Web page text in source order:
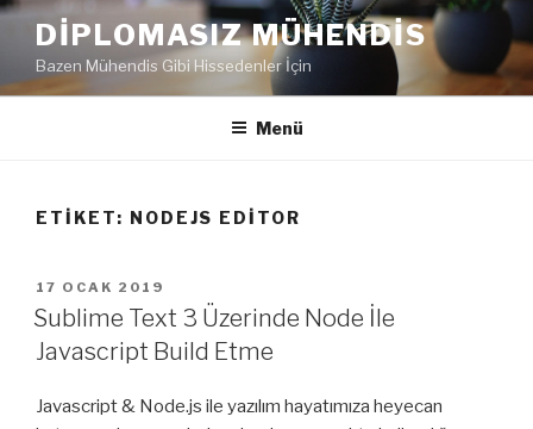
İçeriğe
DIPLOMASIZ MÜHENDIS
Bazen Mühendis Gibi Hissedenler İçin
Menü
ETIKET: NODEJS EDITOR
YAYIM
TARIHI
17 OCAK 2019
Sublime Text 3 Üzerinde Node İle
Javascript Build Etme
Javascript & Node.js ile yazılım hayatımıza heyecan